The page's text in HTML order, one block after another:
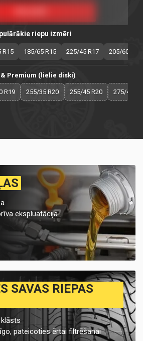
riepu izmēri
R15 185/65 R15 225/45 R17 205/60 R16
& Premium (lielie diski)
R19 255/35 R20 255/45 R20 275/40
ekspluatācija
SAVAS RIEPAS
pateicoties ērtai filtrēšanai